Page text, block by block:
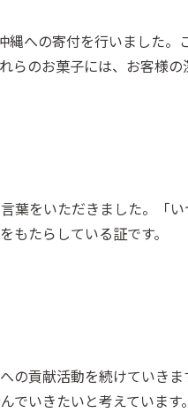
縄への寄付を行いました
らのお菓子には、お客様
葉をいただきました。「
もたらしている証です。
の貢献活動を続けていき
でいきたいと考えています。